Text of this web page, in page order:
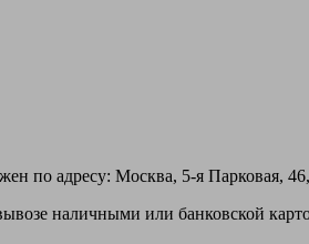
по адресу: Москва, 5-я Парковая,
наличными или банковской